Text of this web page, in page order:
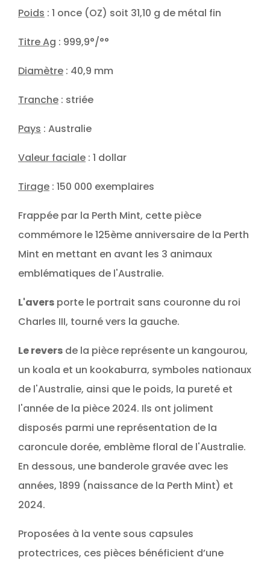
Poids : 1 once (OZ) soit 31,10 g de métal fin
Titre Ag : 999,9°/°°
Diamètre : 40,9 mm
Tranche : striée
Pays : Australie
Valeur faciale : 1 dollar
Tirage : 150 000 exemplaires
Frappée par la Perth Mint, cette pièce
commémore le 125ème anniversaire de la Perth
Mint en mettant en avant les 3 animaux
emblématiques de l'Australie.
L'avers porte le portrait sans couronne du roi
Charles III, tourné vers la gauche.
Le revers de la pièce représente un kangourou,
un koala et un kookaburra, symboles nationaux
de l'Australie, ainsi que le poids, la pureté et
l'année de la pièce 2024. Ils ont joliment
disposés parmi une représentation de la
caroncule dorée, emblème floral de l'Australie.
En dessous, une banderole gravée avec les
années, 1899 (naissance de la Perth Mint) et
2024.
Proposées à la vente sous capsules
protectrices, ces pièces bénéficient d’une